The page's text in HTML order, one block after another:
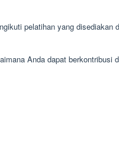
pelatihan yang disediakan
Anda dapat berkontribusi